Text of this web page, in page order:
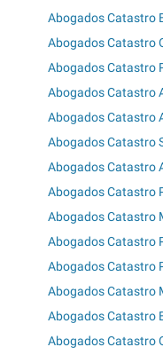
Abogados Catastro
Abogados Catastro
Abogados Catastro
Abogados Catastro
Abogados Catastro
Abogados Catastro
Abogados Catastro
Abogados Catastro
Abogados Catastro
Abogados Catastro
Abogados Catastro
Abogados Catastro
Abogados Catastro
Abogados Catastro